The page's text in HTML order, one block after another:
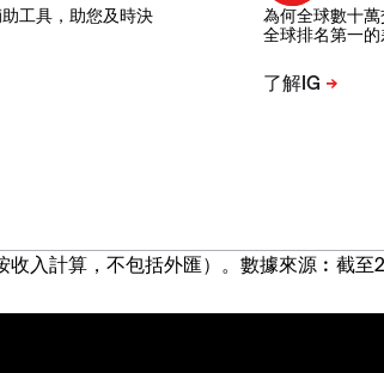
工具，助您及時決
為何全球數十
全球排名第一
入計算，不包括外匯）。數據來源︰截至